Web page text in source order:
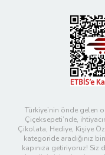
Türkiye’nin önde gelen
Çiçeksepeti’nde,
Çikolata, Hediye, Kişiye
kategoride aradığınız
kapınıza getiriyoruz!